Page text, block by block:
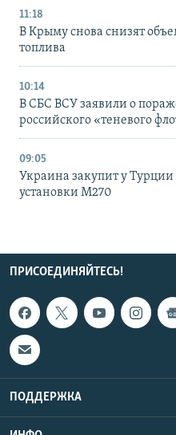
11:18
В Крыму снова снизят
топлива
10:14
В СБС ВСУ заявили о
российского «теневого
09:05
Украина закупит у Турции
установки M270
ПРИСОЕДИНЯЙТЕСЬ!
ПОДДЕРЖКА